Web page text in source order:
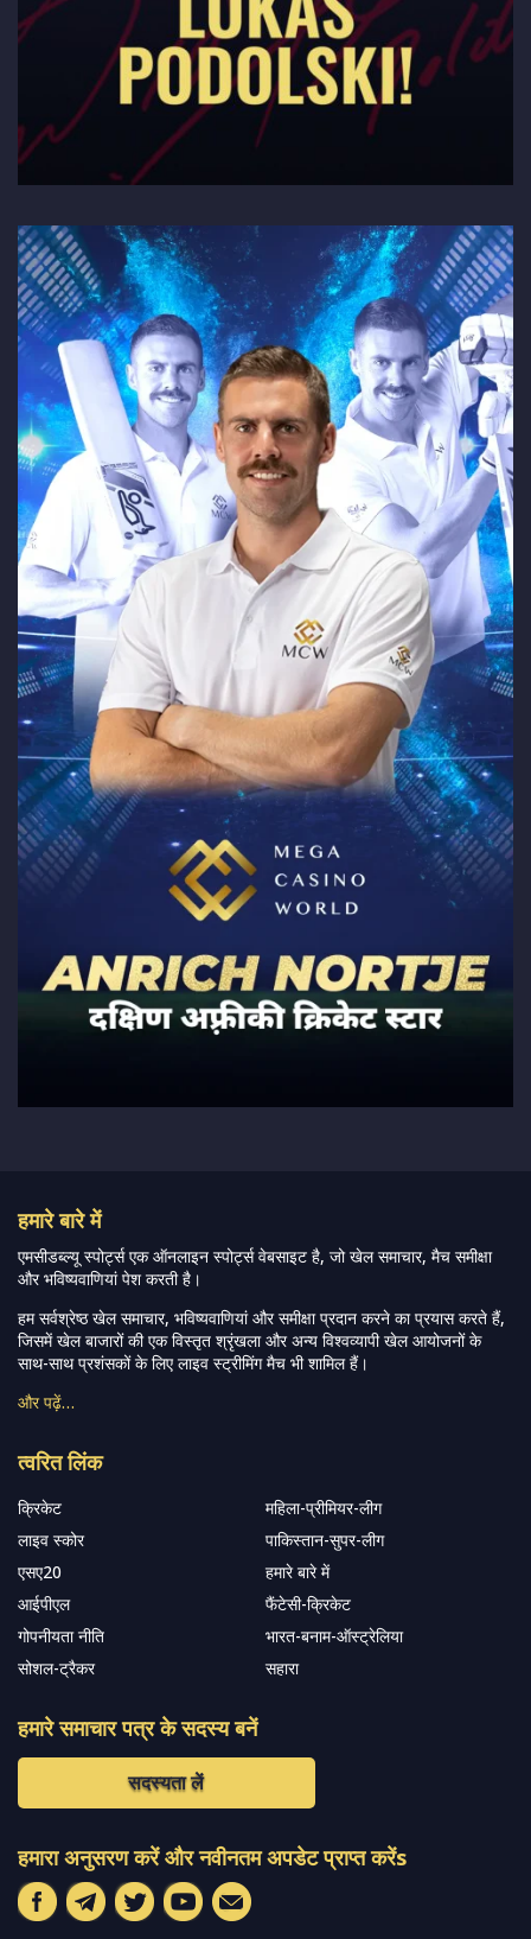
हमारे बारे में
एमसीडब्ल्यू स्पोर्ट्स एक ऑनलाइन स्पोर्ट्स वेबसाइट है, जो खेल समाचार, मैच समीक्षा
और भविष्यवाणियां पेश करती है।
हम सर्वश्रेष्ठ खेल समाचार, भविष्यवाणियां और समीक्षा प्रदान करने का प्रयास करते हैं,
जिसमें खेल बाजारों की एक विस्तृत श्रृंखला और अन्य विश्वव्यापी खेल आयोजनों के
साथ-साथ प्रशंसकों के लिए लाइव स्ट्रीमिंग मैच भी शामिल हैं।
और पढ़ें…
त्वरित लिंक
क्रिकेट
महिला-प्रीमियर-लीग
लाइव स्कोर
पाकिस्तान-सुपर-लीग
एसए20
हमारे बारे में
आईपीएल
फैंटेसी-क्रिकेट
गोपनीयता नीति
भारत-बनाम-ऑस्ट्रेलिया
सोशल-ट्रैकर
सहारा
हमारे समाचार पत्र के सदस्य बनें
सदस्यता लें
हमारा अनुसरण करें और नवीनतम अपडेट प्राप्त करेंs